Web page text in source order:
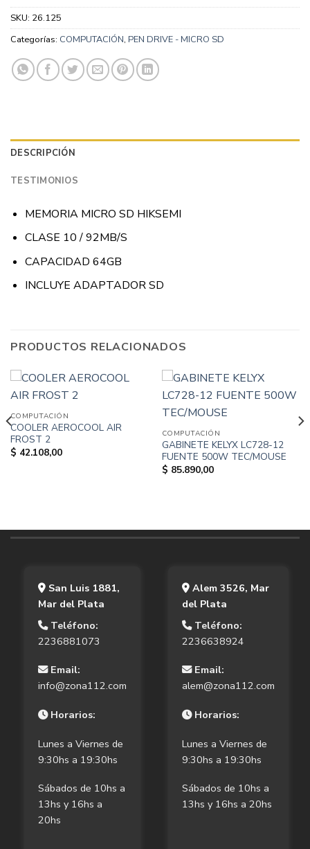
SKU: 26.125
Categorías: COMPUTACIÓN, PEN DRIVE - MICRO SD
DESCRIPCIÓN
TESTIMONIOS
MEMORIA MICRO SD HIKSEMI
CLASE 10 / 92MB/S
CAPACIDAD 64GB
INCLUYE ADAPTADOR SD
PRODUCTOS RELACIONADOS
COMPUTACIÓN
COOLER AEROCOOL AIR
FROST 2
$ 42.108,00
COMPUTACIÓN
GABINETE KELYX LC728-12
FUENTE 500W TEC/MOUSE
$ 85.890,00
San Luis 1881,
Mar del Plata
Teléfono:
2236881073
Email:
info@zona112.com
Horarios:
Lunes a Viernes de
9:30hs a 19:30hs
Sábados de 10hs a
13hs y 16hs a
20hs
Alem 3526, Mar
del Plata
Teléfono:
2236638924
Email:
alem@zona112.com
Horarios:
Lunes a Viernes de
9:30hs a 19:30hs
Sábados de 10hs a
13hs y 16hs a 20hs